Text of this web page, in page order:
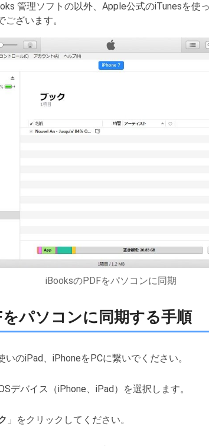
管理ソフトの以外、Apple公式のiTunesを使
ざいます。
iBooksのPDFをパソコンに同期
パソコンに同期する手順
いのiPad、iPhoneをPCに繋いでください。
デバイス（iPhone、iPad）を選択します。
」をクリックしてください。